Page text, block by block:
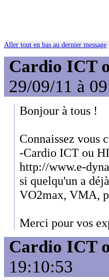
Aller tout en bas au dernier message
Cardio ICT
29/09/11 à
Bonjour à tous !
Connaissez vous
-Cardio ICT ou
http://www.e-
si quelqu'un a
VO2max, VMA,
Merci pour vos
Cardio ICT
19:10:53